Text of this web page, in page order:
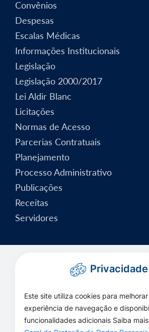
Convênios
Despesas
Escalas Médicas
Informações Institucionais
Legislação
Legislação 2000/2017
Lei Aldir Blanc
Licitações
Normas de Acesso
Parcerias Contratuais
Planejamento
Processo Administrativo
Publicações
Receitas
Servidores
Privacidade
Este site utiliza cookies para melhorar
experiência de navegação e
funcionalidades adicionais Saiba